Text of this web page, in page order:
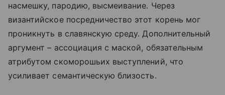
насмешку, пародию, высмеивание. Через
византийское посредничество этот корень мог
проникнуть в славянскую среду. Дополнительный
аргумент – ассоциация с маской, обязательным
атрибутом скоморошьих выступлений, что
усиливает семантическую близость.